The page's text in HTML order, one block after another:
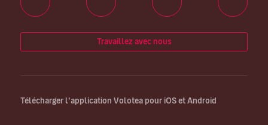
Travaillez avec nous
Télécharger l’application Volotea pour iOS et Android